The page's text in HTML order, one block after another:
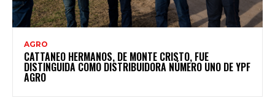
AGRO
CATTANEO HERMANOS, DE MONTE CRISTO, FUE
DISTINGUIDA COMO DISTRIBUIDORA NÚMERO UNO DE YPF
AGRO